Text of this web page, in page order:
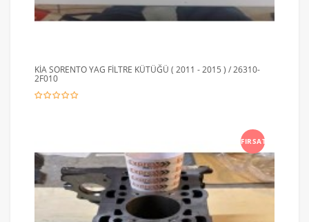
KİA SORENTO YAG FİLTRE KÜTÜĞÜ ( 2011 - 2015 ) / 26310-
2F010
FIRSAT